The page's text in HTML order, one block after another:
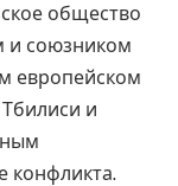
общество
и союзником
европейском
Тбилиси и
конфликта.